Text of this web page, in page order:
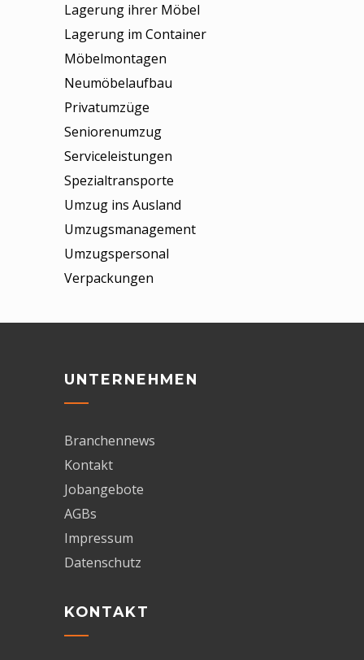
Lagerung ihrer Möbel
Lagerung im Container
Möbelmontagen
Neumöbelaufbau
Privatumzüge
Seniorenumzug
Serviceleistungen
Spezialtransporte
Umzug ins Ausland
Umzugsmanagement
Umzugspersonal
Verpackungen
UNTERNEHMEN
Branchennews
Kontakt
Jobangebote
AGBs
Impressum
Datenschutz
KONTAKT